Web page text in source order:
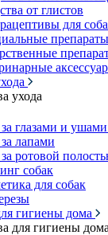
от глистов
для
препараты
ухода
глазами и
лапами
ротовой
собак
для собак
гигиены дома
для гигиены дома